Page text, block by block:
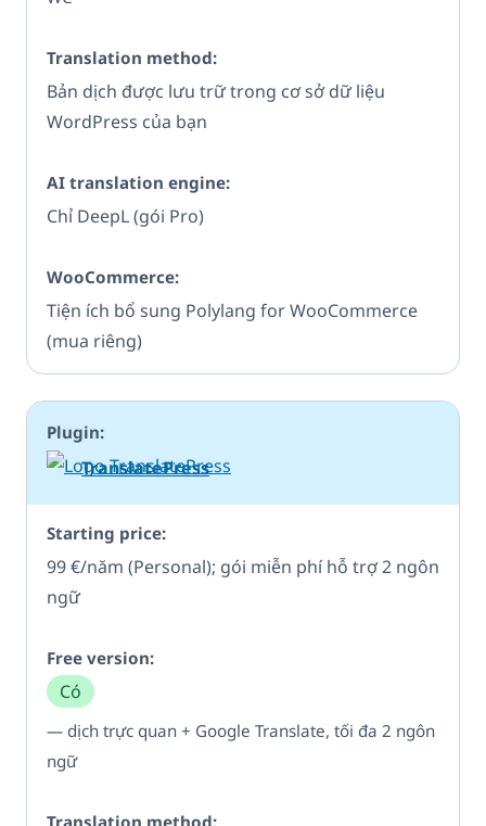
Bản dịch được lưu trữ trong cơ sở dữ liệu
WordPress của bạn
Chỉ DeepL (gói Pro)
Tiện ích bổ sung Polylang for WooCommerce
(mua riêng)
TranslatePress
99 €/năm (Personal); gói miễn phí hỗ trợ 2 ngôn
ngữ
Có
— dịch trực quan + Google Translate, tối đa 2 ngôn
ngữ